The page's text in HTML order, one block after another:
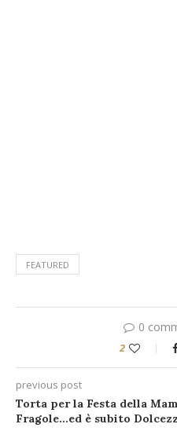
FEATURED
0
2
previous post
Torta per la Festa della
Fragole…ed è subito